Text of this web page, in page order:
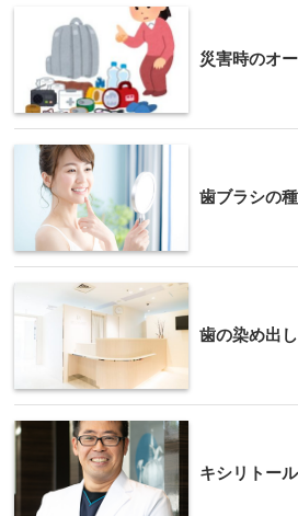
災害時のオ
歯ブラシの
歯の染め出し
キシリトー